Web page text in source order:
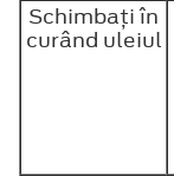
Schimbaţi în
curând uleiul